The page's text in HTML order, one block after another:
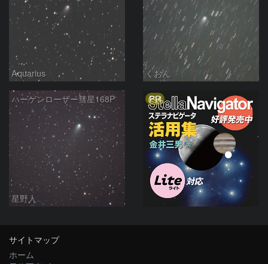
Aquarius くおん
ハーゲンローザー彗星168P
星野人
PR
サイトマップ
ホーム